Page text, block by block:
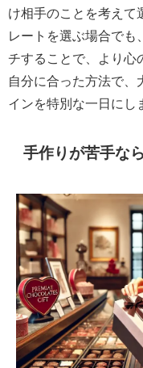
け相手のことを考えて
レートを選ぶ場合でも
チすることで、より心
自分に合った方法で、
インを特別な一日にし
手作りが苦手な